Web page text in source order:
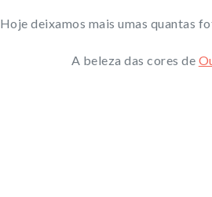
Hoje deixamos mais umas quantas
A beleza das cores de